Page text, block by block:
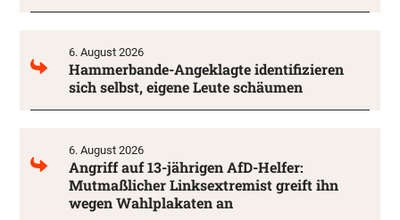
6. August 2026
Hammerbande-Angeklagte identifizieren
sich selbst, eigene Leute schäumen
6. August 2026
Angriff auf 13-jährigen AfD-Helfer:
Mutmaßlicher Linksextremist greift ihn
wegen Wahlplakaten an